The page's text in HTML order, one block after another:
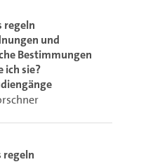
regeln
und
Bestimmungen
ich sie?
regeln